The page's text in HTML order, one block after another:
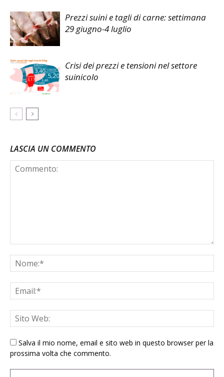
Prezzi suini e tagli di carne: settimana
29 giugno-4 luglio
Crisi dei prezzi e tensioni nel settore
suinicolo
LASCIA UN COMMENTO
Salva il mio nome, email e sito web in questo browser per la
prossima volta che commento.